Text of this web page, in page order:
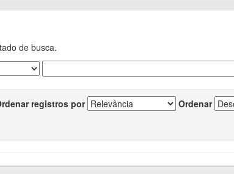
de busca.
registros por Ordenar